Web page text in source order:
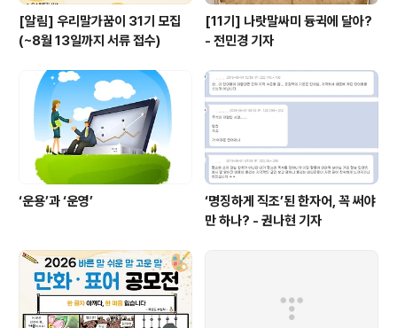
[알림] 우리말가꿈이 31기 모집
(~8월 13일까지 서류 접수)
[11기] 나랏말싸미 듕귁에 달아?
- 전민경 기자
‘운용’과 ‘운영’
‘명징하게 직조’된 한자어, 꼭 써야
만 하나? - 권나현 기자